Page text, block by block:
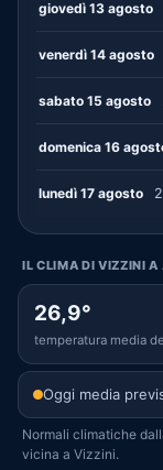
giovedì 13 agosto
venerdì 14 agosto
sabato 15 agosto
domenica 16
lunedì 17 agosto
IL CLIMA DI VIZZINI A
26,9°
temperatura media
Oggi media
Normali climatiche
vicina a Vizzini.